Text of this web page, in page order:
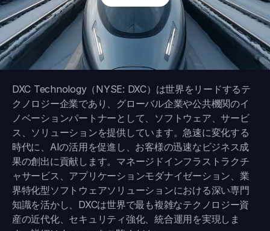
DXC Technology（NYSE: DXC）は世界をリードするテ
クノロジー企業であり、グローバル企業や公共機関のイ
ノベーションパートナーとして、ソフトウェア、サービ
ス、ソリューションを提供しています。急速に変化する
時代に、AIの活用を促進し、お客様の迅速なビジネス成
果の創出に貢献します。マネージドインフラストラクチ
ャサービス、アプリケーションモダナイゼーション、業
界特化型ソフトウェアソリューションにおける深い専門
知識を活かし、DXCは世界で最も複雑なテクノロジー資
産の近代化、セキュリティ強化、統合運用を実現しま